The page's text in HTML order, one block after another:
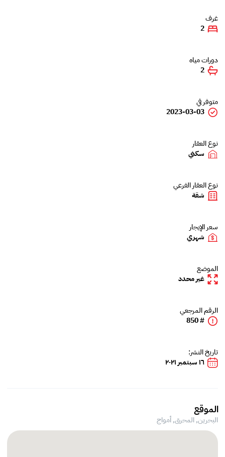
غرف
2
دورات مياه
2
متوفر في
2023-03-03
نوع العقار
سكني
نوع العقار الفرعي
شقة
سعر الإيجار
شهري
الموضع
غير محدد
الرقم المرجعي
# 850
تاريخ النشر:
١٦ سبتمبر ٢٠٢١
الموقع
البحرين, المحرق,أمواج